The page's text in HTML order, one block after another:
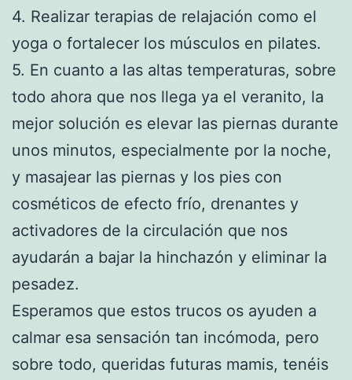
4. Realizar terapias de relajación como el
yoga o fortalecer los músculos en pilates.
5. En cuanto a las altas temperaturas, sobre
todo ahora que nos llega ya el veranito, la
mejor solución es elevar las piernas durante
unos minutos, especialmente por la noche,
y masajear las piernas y los pies con
cosméticos de efecto frío, drenantes y
activadores de la circulación que nos
ayudarán a bajar la hinchazón y eliminar la
pesadez.
Esperamos que estos trucos os ayuden a
calmar esa sensación tan incómoda, pero
sobre todo, queridas futuras mamis, tenéis